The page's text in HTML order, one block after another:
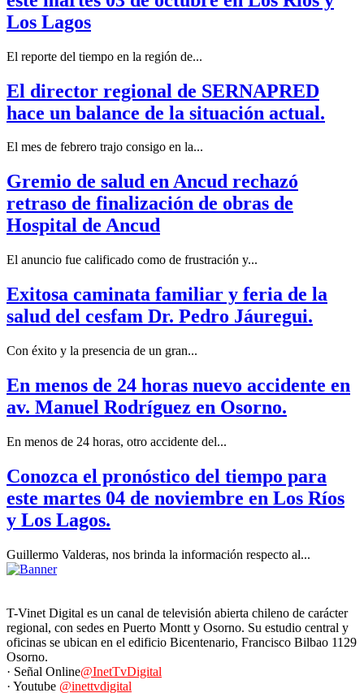
Los Lagos
El reporte del tiempo en la región de...
El director regional de SERNAPRED
hace un balance de la situación actual.
El mes de febrero trajo consigo en la...
Gremio de salud en Ancud rechazó
retraso de finalización de obras de
Hospital de Ancud
El anuncio fue calificado como de frustración y...
Exitosa caminata familiar y feria de la
salud del cesfam Dr. Pedro Jáuregui.
Con éxito y la presencia de un gran...
En menos de 24 horas nuevo accidente en
av. Manuel Rodríguez en Osorno.
En menos de 24 horas, otro accidente del...
Conozca el pronóstico del tiempo para
este martes 04 de noviembre en Los Ríos
y Los Lagos.
Guillermo Valderas, nos brinda la información respecto al...
T-Vinet Digital es un canal de televisión abierta chileno de carácter
regional, con sedes en Puerto Montt y Osorno. Su estudio central y
oficinas se ubican en el edificio Bicentenario, Francisco Bilbao 1129
Osorno.
· Señal Online@InetTvDigital
· Youtube @inettvdigital